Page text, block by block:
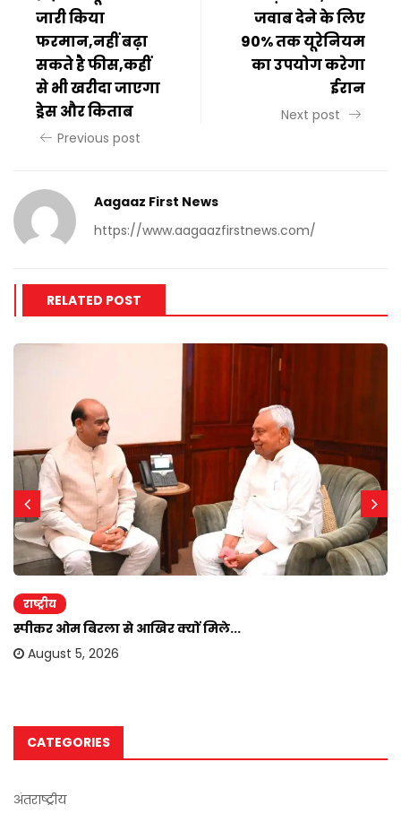
जारी किया
फरमान,नहीं बढ़ा
सकते है फीस,कहीं
से भी खरीदा जाएगा
ड्रेस और किताब
Previous post
जवाब देने के लिए
90% तक यूरेनियम
का उपयोग करेगा
ईरान
Next post
Aagaaz First News
https://www.aagaazfirstnews.com/
RELATED POST
राष्ट्रीय
स्पीकर ओम बिरला से आखिर क्यों मिले...
August 5, 2026
CATEGORIES
अंतराष्ट्रीय